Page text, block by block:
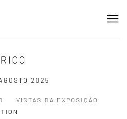
2025
VISTAS DA EXPOSIÇÃO